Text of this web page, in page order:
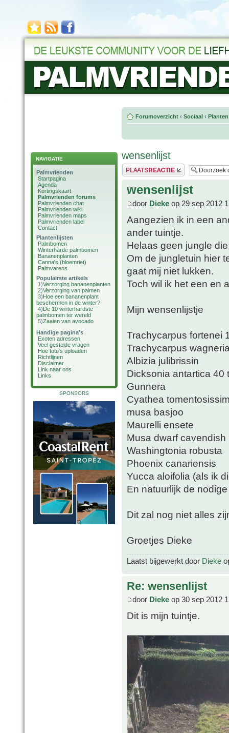
NAVIGATIE
Palmvrienden
Startpagina
Agenda
Kortingskaart
Palmvrienden forums
Palmvrienden chat
Palmvrienden wiki
Palmvrienden maps
Palmvrienden label
Contact
Plantenlijsten
Palmbomen
Winterharde palmbomen
Bananenplanten
Canna's (bloemriet)
Palmvarens
Populairste artikels
1)Verzorging bananenplanten
2)Verzorging van palmen
3)Hoe een bananenplant
beschermen in de winter?
4)De 10 winterhardste
palmbomen ter wereld
5)Zaaien van avocado
Handige pagina's
Exoten adressen
Veel gestelde vragen
Hoe foto's uploaden
Richtlijnen
Disclaimer
Link naar ons
Links
SPONSORS
Forumoverzicht ‹ Sociaal ‹
wensenlijst
Plaats een reactie
wensenlijst
door Dieke op 29 sep 2012
Aangezien ik in een
ander tuintje.
Helaas geen jungle
Om de jungletuin hier
gaat mij niet lukken.
Toch wil ik het een en
Mijn wensenlijstje
Trachycarpus fortenei
Trachycarpus
Albizia julibrissin
Dicksonia antartica 40
Gunnera
Cyathea
musa basjoo
Maurelli ensete
Musa dwarf cavendish
Washingtonia robusta
Phoenix canariensis
Yucca aloifolia (als ik
En natuurlijk de
Dit zal nog niet alles
Groetjes Dieke
Laatst bijgewerkt door Dieke
Re: wensenlijst
door Dieke op 30 sep 2012
Dit is mijn tuintje.